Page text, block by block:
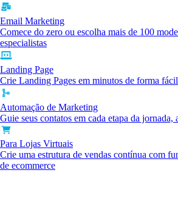
Email Marketing
Comece do zero ou escolha mais de 100
especialistas
Landing Page
Crie Landing Pages em minutos de forma
Automação de Marketing
Guie seus contatos em cada etapa da jornada,
Para Lojas Virtuais
Crie uma estrutura de vendas contínua com
de ecommerce